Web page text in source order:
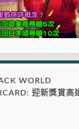
WORLD
迎新獎賞高